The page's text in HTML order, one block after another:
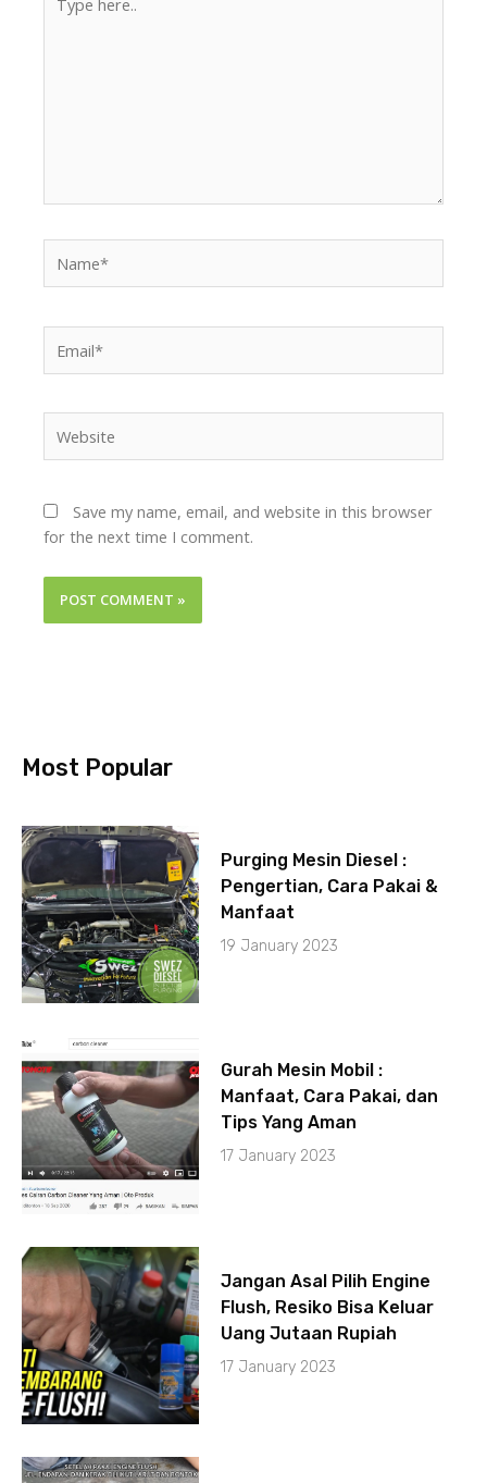
Save my name, email, and website in this browser
for the next time I comment.
Most Popular
Purging Mesin Diesel :
Pengertian, Cara Pakai &
Manfaat
19 January 2023
Gurah Mesin Mobil :
Manfaat, Cara Pakai, dan
Tips Yang Aman
17 January 2023
Jangan Asal Pilih Engine
Flush, Resiko Bisa Keluar
Uang Jutaan Rupiah
17 January 2023